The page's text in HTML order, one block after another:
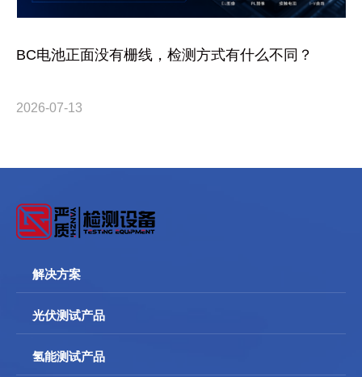
BC电池正面没有栅线，检测方式有什么不同？
2026-07-13
解决方案
光伏测试产品
氢能测试产品